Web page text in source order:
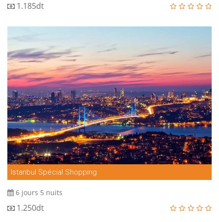
1.185dt
Istanbul Spécial Shopping
6 jours 5 nuits
1.250dt